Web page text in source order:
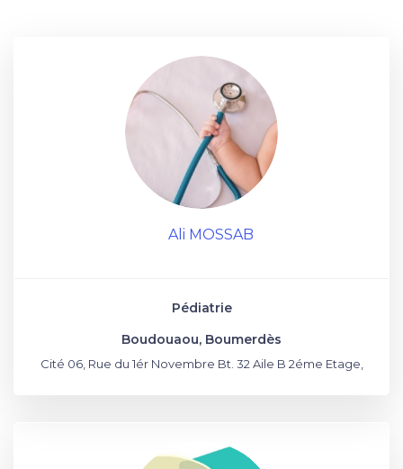
Ali MOSSAB
Pédiatrie
Boudouaou, Boumerdès
Cité 06, Rue du 1ér Novembre Bt. 32 Aile B 2éme Etage,